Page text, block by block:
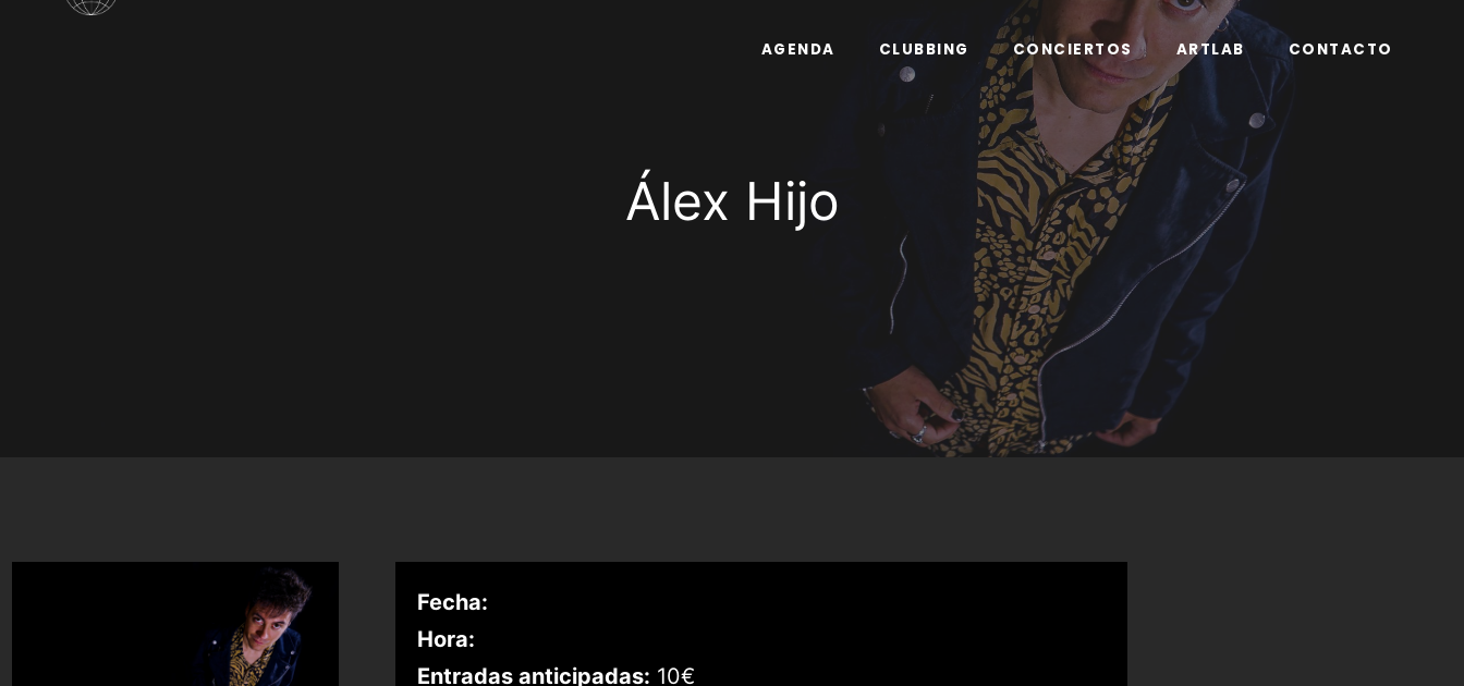
AGENDA CLUBBING CONCIERTOS ARTLAB CONTACTO
Álex Hijo
Fecha:
Hora:
Entradas anticipadas: 10€